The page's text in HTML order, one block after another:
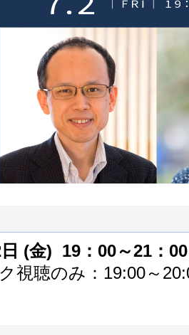
(金) 19：00～21：00
視聴のみ：19:00～